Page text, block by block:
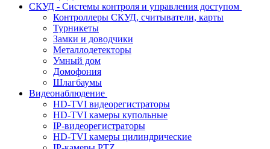
СКУД - Системы контроля и управления доступом
Контроллеры СКУД, считыватели, карты
Турникеты
Замки и доводчики
Металлодетекторы
Умный дом
Домофония
Шлагбаумы
Видеонаблюдение
HD-TVI видеорегистраторы
HD-TVI камеры купольные
IP-видеорегистраторы
HD-TVI камеры цилиндрические